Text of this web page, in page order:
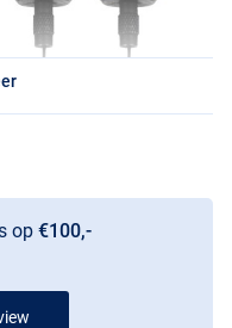
op €100,-